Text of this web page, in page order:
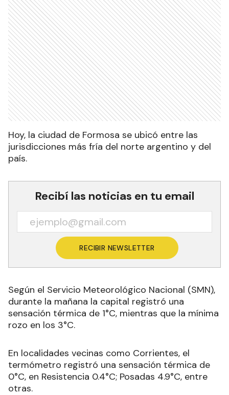
Hoy, la ciudad de Formosa se ubicó entre las
jurisdicciones más fría del norte argentino y del
país.
Recibí las noticias en tu email
RECIBIR NEWSLETTER
Según el Servicio Meteorológico Nacional (SMN),
durante la mañana la capital registró una
sensación térmica de 1°C, mientras que la mínima
rozo en los 3°C.
En localidades vecinas como Corrientes, el
termómetro registró una sensación térmica de
0°C, en Resistencia 0.4°C; Posadas 4.9°C, entre
otras.